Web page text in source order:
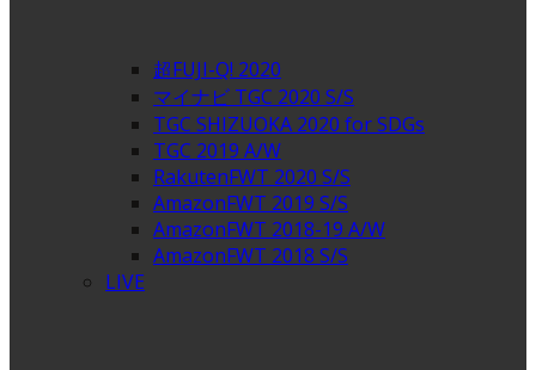
超FUJI-Q! 2020
マイナビ TGC 2020 S/S
TGC SHIZUOKA 2020 for SDGs
TGC 2019 A/W
RakutenFWT 2020 S/S
AmazonFWT 2019 S/S
AmazonFWT 2018-19 A/W
AmazonFWT 2018 S/S
LIVE